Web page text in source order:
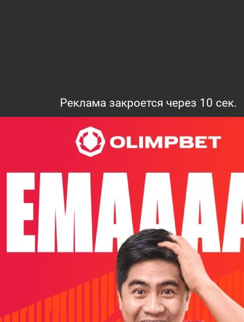
Реклама закроется через9сек.